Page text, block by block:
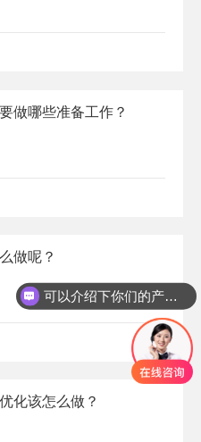
做哪些准备工作？
做呢？
化该怎么做？
可以介绍下你们的产品么